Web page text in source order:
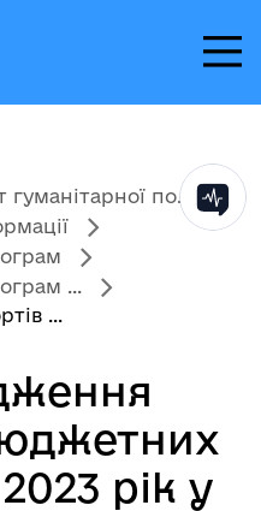
по...
...
...
рiк у